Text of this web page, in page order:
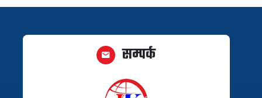
सम्पर्क